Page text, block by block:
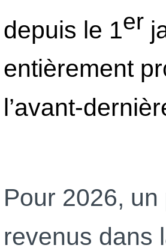
depuis le 1er
entièrement
l’avant-
Pour 2026,
revenus dans